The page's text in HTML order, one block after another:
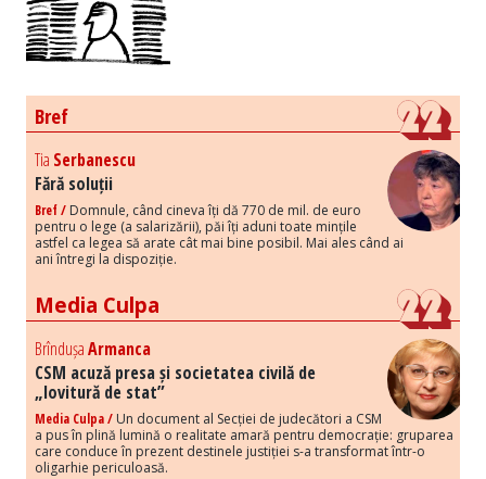
Bref
Tia Serbanescu
Fără soluții
Bref / Domnule, când cineva îți dă 770 de mil. de euro
pentru o lege (a salarizării), păi îți aduni toate mințile
astfel ca legea să arate cât mai bine posibil. Mai ales când ai
ani întregi la dispoziție.
Media Culpa
BrîndușaArmanca
CSM acuză presa și societatea civilă de
„lovitură de stat”
Media Culpa / Un document al Secției de judecători a CSM
a pus în plină lumină o realitate amară pentru democrație: gruparea
care conduce în prezent destinele justiției s-a transformat într-o
oligarhie periculoasă.